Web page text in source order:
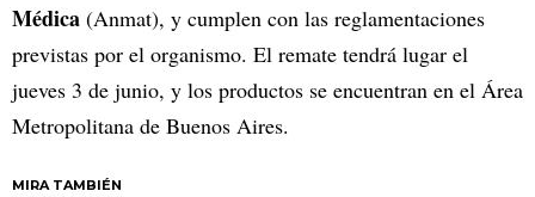
Médica (Anmat), y cumplen con las reglamentaciones
previstas por el organismo. El remate tendrá lugar el
jueves 3 de junio, y los productos se encuentran en el Área
Metropolitana de Buenos Aires.
MIRA TAMBIÉN